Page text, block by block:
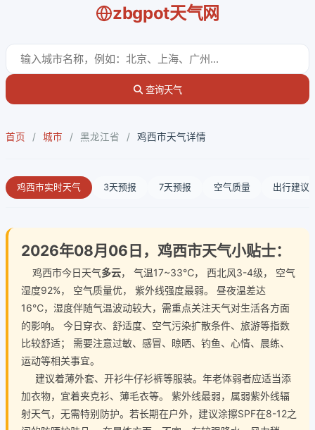
zbgpot天气网
查询天气
首页 / 城市 / 黑龙江省 / 鸡西市天气详情
鸡西市实时天气 3天预报 7天预报 空气质量 出行建议
2026年08月06日，鸡西市天气小贴士：
鸡西市今日天气多云， 气温17~33℃， 西北风3-4级， 空气
湿度92%， 空气质量优， 紫外线强度最弱。 昼夜温差达
16℃，湿度伴随气温波动较大，需重点关注天气对生活各方面
的影响。 今日穿衣、舒适度、空气污染扩散条件、旅游等指数
比较舒适； 需要注意过敏、感冒、晾晒、钓鱼、心情、晨练、
运动等相关事宜。
建议着薄外套、开衫牛仔衫裤等服装。年老体弱者应适当添
加衣物，宜着夹克衫、薄毛衣等。 紫外线最弱，属弱紫外线辐
射天气，无需特别防护。若长期在户外，建议涂擦SPF在8-12之